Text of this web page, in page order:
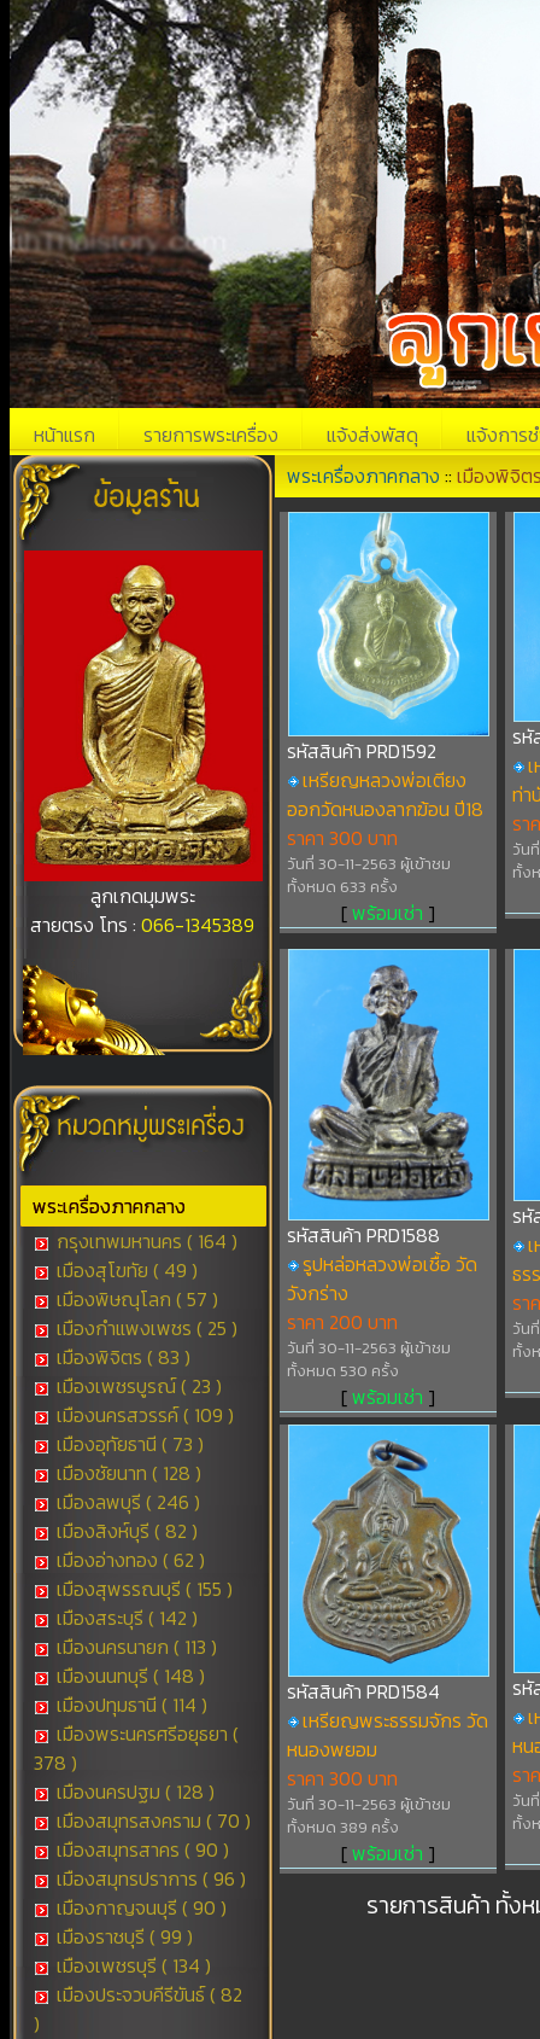
หน้าแรก รายการพระเครื่อง แจ้งส่งพัสดุ แจ้งการช
ลูกเกดมุมพระ
สายตรง โทร :066-1345389
พระเครื่องภาคกลาง
กรุงเทพมหานคร ( 164 )
เมืองสุโขทัย ( 49 )
เมืองพิษณุโลก ( 57 )
เมืองกำแพงเพชร ( 25 )
เมืองพิจิตร ( 83 )
เมืองเพชรบูรณ์ ( 23 )
เมืองนครสวรรค์ ( 109 )
เมืองอุทัยธานี ( 73 )
เมืองชัยนาท ( 128 )
เมืองลพบุรี ( 246 )
เมืองสิงห์บุรี ( 82 )
เมืองอ่างทอง ( 62 )
เมืองสุพรรณบุรี ( 155 )
เมืองสระบุรี ( 142 )
เมืองนครนายก ( 113 )
เมืองนนทบุรี ( 148 )
เมืองปทุมธานี ( 114 )
เมืองพระนครศรีอยุธยา (
378 )
เมืองนครปฐม ( 128 )
เมืองสมุทรสงคราม ( 70 )
เมืองสมุทรสาคร ( 90 )
เมืองสมุทรปราการ ( 96 )
เมืองกาญจนบุรี ( 90 )
เมืองราชบุรี ( 99 )
เมืองเพชรบุรี ( 134 )
เมืองประจวบคีรีขันธ์ ( 82
)
พระเครื่องภาคกลาง ::เมืองพิจิต
รหัสสินค้า PRD1592
เหรียญหลวงพ่อเตียง
ออกวัดหนองลากฆ้อน ปี18
ราคา 300 บาท
วันที่ 30-11-2563 ผู้เข้าชม
ทั้งหมด 633 ครั้ง
[พร้อมเช่า ]
รหั
ท่า
รา
วัน
ทั้ง
รหัสสินค้า PRD1588
รูปหล่อหลวงพ่อเชื้อ วัด
วังกร่าง
ราคา 200 บาท
วันที่ 30-11-2563 ผู้เข้าชม
ทั้งหมด 530 ครั้ง
[พร้อมเช่า ]
รหั
ธร
รา
วัน
ทั้ง
รหัสสินค้า PRD1584
เหรียญพระธรรมจักร วัด
หนองพยอม
ราคา 300 บาท
วันที่ 30-11-2563 ผู้เข้าชม
ทั้งหมด 389 ครั้ง
[พร้อมเช่า ]
รหั
หน
รา
วัน
ทั้ง
รายการสินค้า ทั้ง